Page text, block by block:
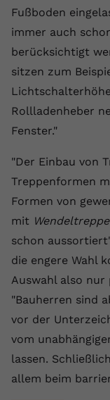
Fußboden
immer auch
berücksichtigt
sitzen zum
Rollladenheber
Fenster."
"Der Einbau von
Treppenformen
Formen von
mit
schon
die engere Wahl
Auswahl also nur
"Bauherren sind
vor der
vom
lassen.
allem beim